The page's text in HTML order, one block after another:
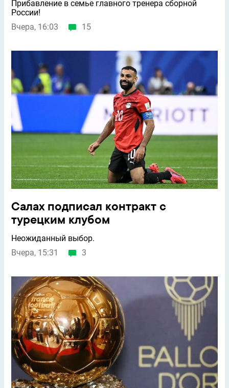
Прибавление в семье главного тренера сборной
России!
Вчера, 16:03
15
Салах подписал контракт с
турецким клубом
Неожиданный выбор.
Вчера, 15:31
3